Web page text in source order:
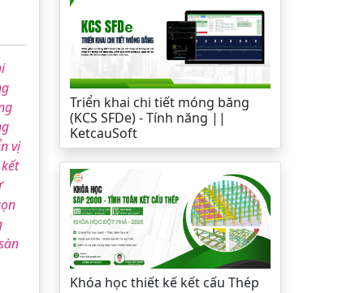
vị
Triển khai chi tiết móng băng
(KCS SFDe) - Tính năng ||
KetcauSoft
Khóa học thiết kế kết cấu Thép